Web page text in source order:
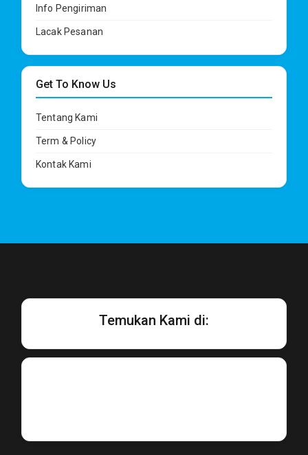
Info Pengiriman
Lacak Pesanan
Get To Know Us
Tentang Kami
Term & Policy
Kontak Kami
Temukan Kami di: